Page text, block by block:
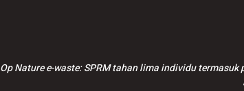
Op Nature e-waste: SPRM tahan lima individu